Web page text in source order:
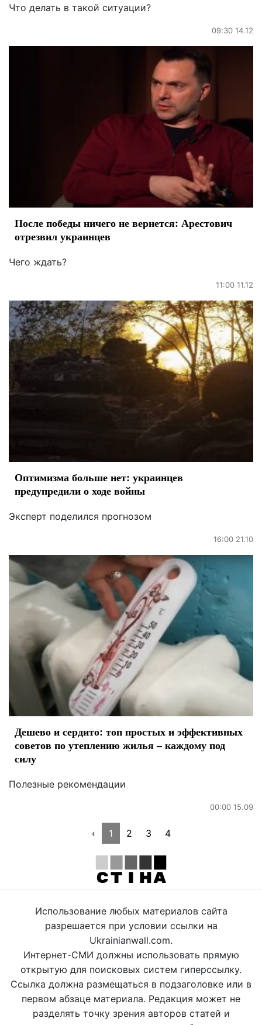
Что делать в такой ситуации?
09:30 14.12
После победы ничего не вернется: Арестович
отрезвил украинцев
Чего ждать?
11:00 11.12
Оптимизма больше нет: украинцев
предупредили о ходе войны
Эксперт поделился прогнозом
16:00 21.10
Дешево и сердито: топ простых и эффективных
советов по утеплению жилья – каждому под
силу
Полезные рекомендации
00:00 15.09
‹ 1 2 3 4
Использование любых материалов сайта
разрешается при условии ссылки на
Ukrainianwall.com.
Интернет-СМИ должны использовать прямую
открытую для поисковых систем гиперссылку.
Ссылка должна размещаться в подзаголовке или в
первом абзаце материала. Редакция может не
разделять точку зрения авторов статей и